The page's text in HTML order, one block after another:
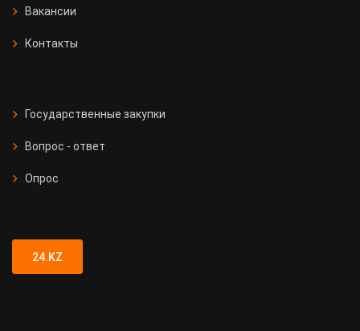
Вакансии
Контакты
Государственные закупки
Вопрос - ответ
Опрос
24.KZ